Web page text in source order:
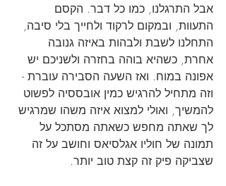
אבל התרגלנו, כמו כל דבר. הקסם
התעוות, ובמקום לרקוד ולחייך בלי סיבה,
התחלנו לשבת ולבהות באיזה גנובה
אחרת, כשהיא בוהה בחזרה ולשניכם יש
אפונה במוח. ואז השעה הסבירה עוברת -
וזה מתחיל להרגיש כמין אובססיה לפשוט
להמשיך, ואולי למצוא איזה משהו שמרגיש
לך שאתה מחפש כשאתה מסתכל על
תמונה של חוליו אגלסיאס וחושב על זה
שצביקה פיק זה קצת טוב יותר.